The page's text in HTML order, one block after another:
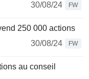
30/08/24
FW
250 000 actions
30/08/24
FW
au conseil